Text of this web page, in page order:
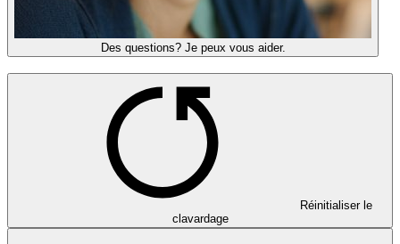
Des questions? Je peux vous aider.
Réinitialiser le
clavardage